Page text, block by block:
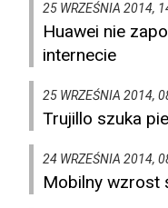
25 WRZEŚNIA 2014,
Huawei nie
internecie
25 WRZEŚNIA 2014,
Trujillo szuka
24 WRZEŚNIA 2014,
Mobilny wzrost